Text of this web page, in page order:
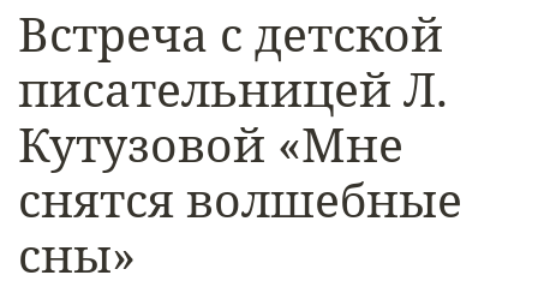
Встреча с детской
писательницей Л.
Кутузовой «Мне
снятся волшебные
сны»